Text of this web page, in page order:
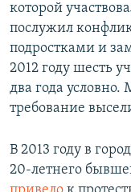
которой
послужил
подростками и
2012 году шесть
два года
требование
В 2013 году в
20-летнего